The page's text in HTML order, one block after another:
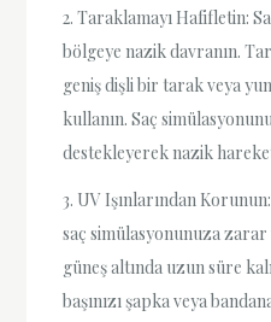
2. Taraklamayı Hafifletin:
bölgeye nazik davranın.
geniş dişli bir tarak veya
kullanın. Saç
destekleyerek nazik
3. UV Işınlarından
saç simülasyonunuza
güneş altında uzun süre
başınızı şapka veya